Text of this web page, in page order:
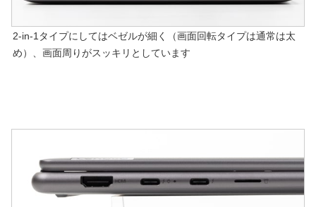
2-in-1タイプにしてはベゼルが細く（画面回転タイプは通常は太
め）、画面周りがスッキリとしています